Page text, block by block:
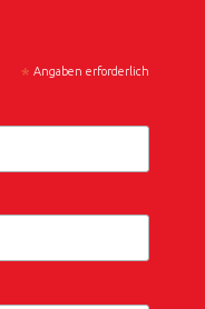
* Angaben erforderlich